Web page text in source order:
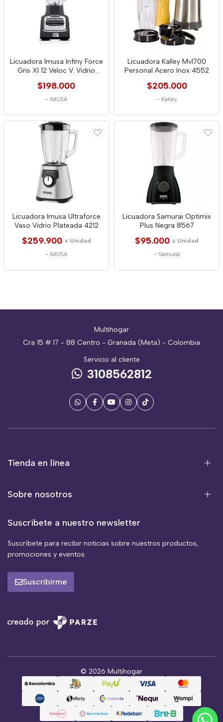
Licuadora Imusa Infiny Force
Gris Xl 12 Veloc V. Vidrio
$198.000
- IMUSA
Licuadora Kalley Mvl700
Personal Acero Inox 4552
$205.000
- Kalley
Licuadora Imusa Ultraforce
Vaso Vidrio Plateada 4212
$259.900 x Unidad
- IMUSA
Licuadora Samurai Optimix
Plus Negra 8567
$95.000 x Unidad
- Samurái
Multihogar
Cra 15 # 17 - 88 Centro - Granada (Meta) - Colombia
Servicio al cliente
3108562812
Tienda en línea
Sobre nosotros
Suscríbete a nuestro newsletter
Suscríbete para recibir noticias sobre nuestros productos,
promociones y eventos.
Suscribirme
© 2026 Multihogar